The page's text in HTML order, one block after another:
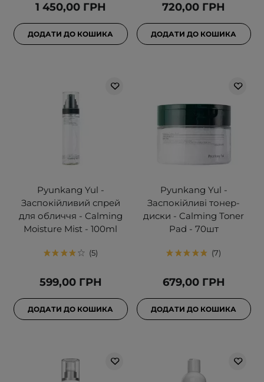
1 450,00 ГРН
ДОДАТИ ДО КОШИКА
720,00 ГРН
ДОДАТИ ДО КОШИКА
Pyunkang Yul -
Заспокійливий спрей
для обличчя - Calming
Moisture Mist - 100ml
5
599,00 ГРН
ДОДАТИ ДО КОШИКА
Pyunkang Yul -
Заспокійливі тонер-
диски - Calming Toner
Pad - 70шт
7
679,00 ГРН
ДОДАТИ ДО КОШИКА